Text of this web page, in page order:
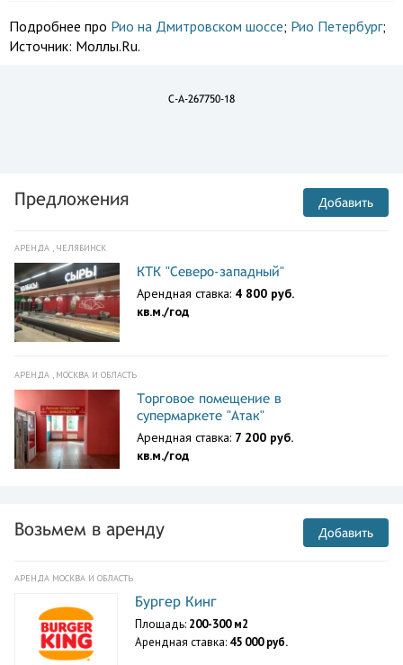
Подробнее про Рио на Дмитровском шоссе; Рио Петербург;
Источник: Моллы.Ru.
C-A-267750-18
Предложения Добавить
АРЕНДА , ЧЕЛЯБИНСК
КТК "Северо-западный"
Арендная ставка: 4 800 руб.
кв.м./год
АРЕНДА , МОСКВА И ОБЛАСТЬ
Торговое помещение в
супермаркете "Атак"
Арендная ставка: 7 200 руб.
кв.м./год
Возьмем в аренду Добавить
АРЕНДА МОСКВА И ОБЛАСТЬ
Бургер Кинг
Площадь: 200-300 м2
Арендная ставка: 45 000 руб.